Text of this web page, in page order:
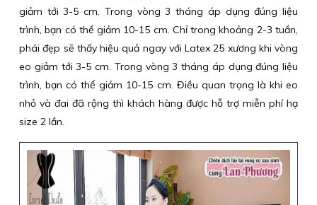
giảm tới 3-5 cm. Trong vòng 3 tháng áp dụng đúng liệu
trình, bạn có thể giảm 10-15 cm. Chỉ trong khoảng 2-3 tuần,
phái đẹp sẽ thấy hiệu quả ngay với Latex 25 xương khi vòng
eo giảm tới 3-5 cm. Trong vòng 3 tháng áp dụng đúng liệu
trình, bạn có thể giảm 10-15 cm. Điều quan trọng là khi eo
nhỏ và đai đã rộng thì khách hàng được hỗ trợ miễn phí hạ
size 2 lần.